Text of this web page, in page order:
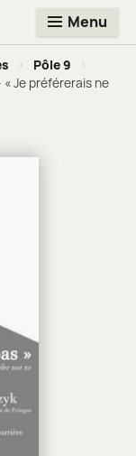
Menu
> Pôle 9
>
Je préférerais ne